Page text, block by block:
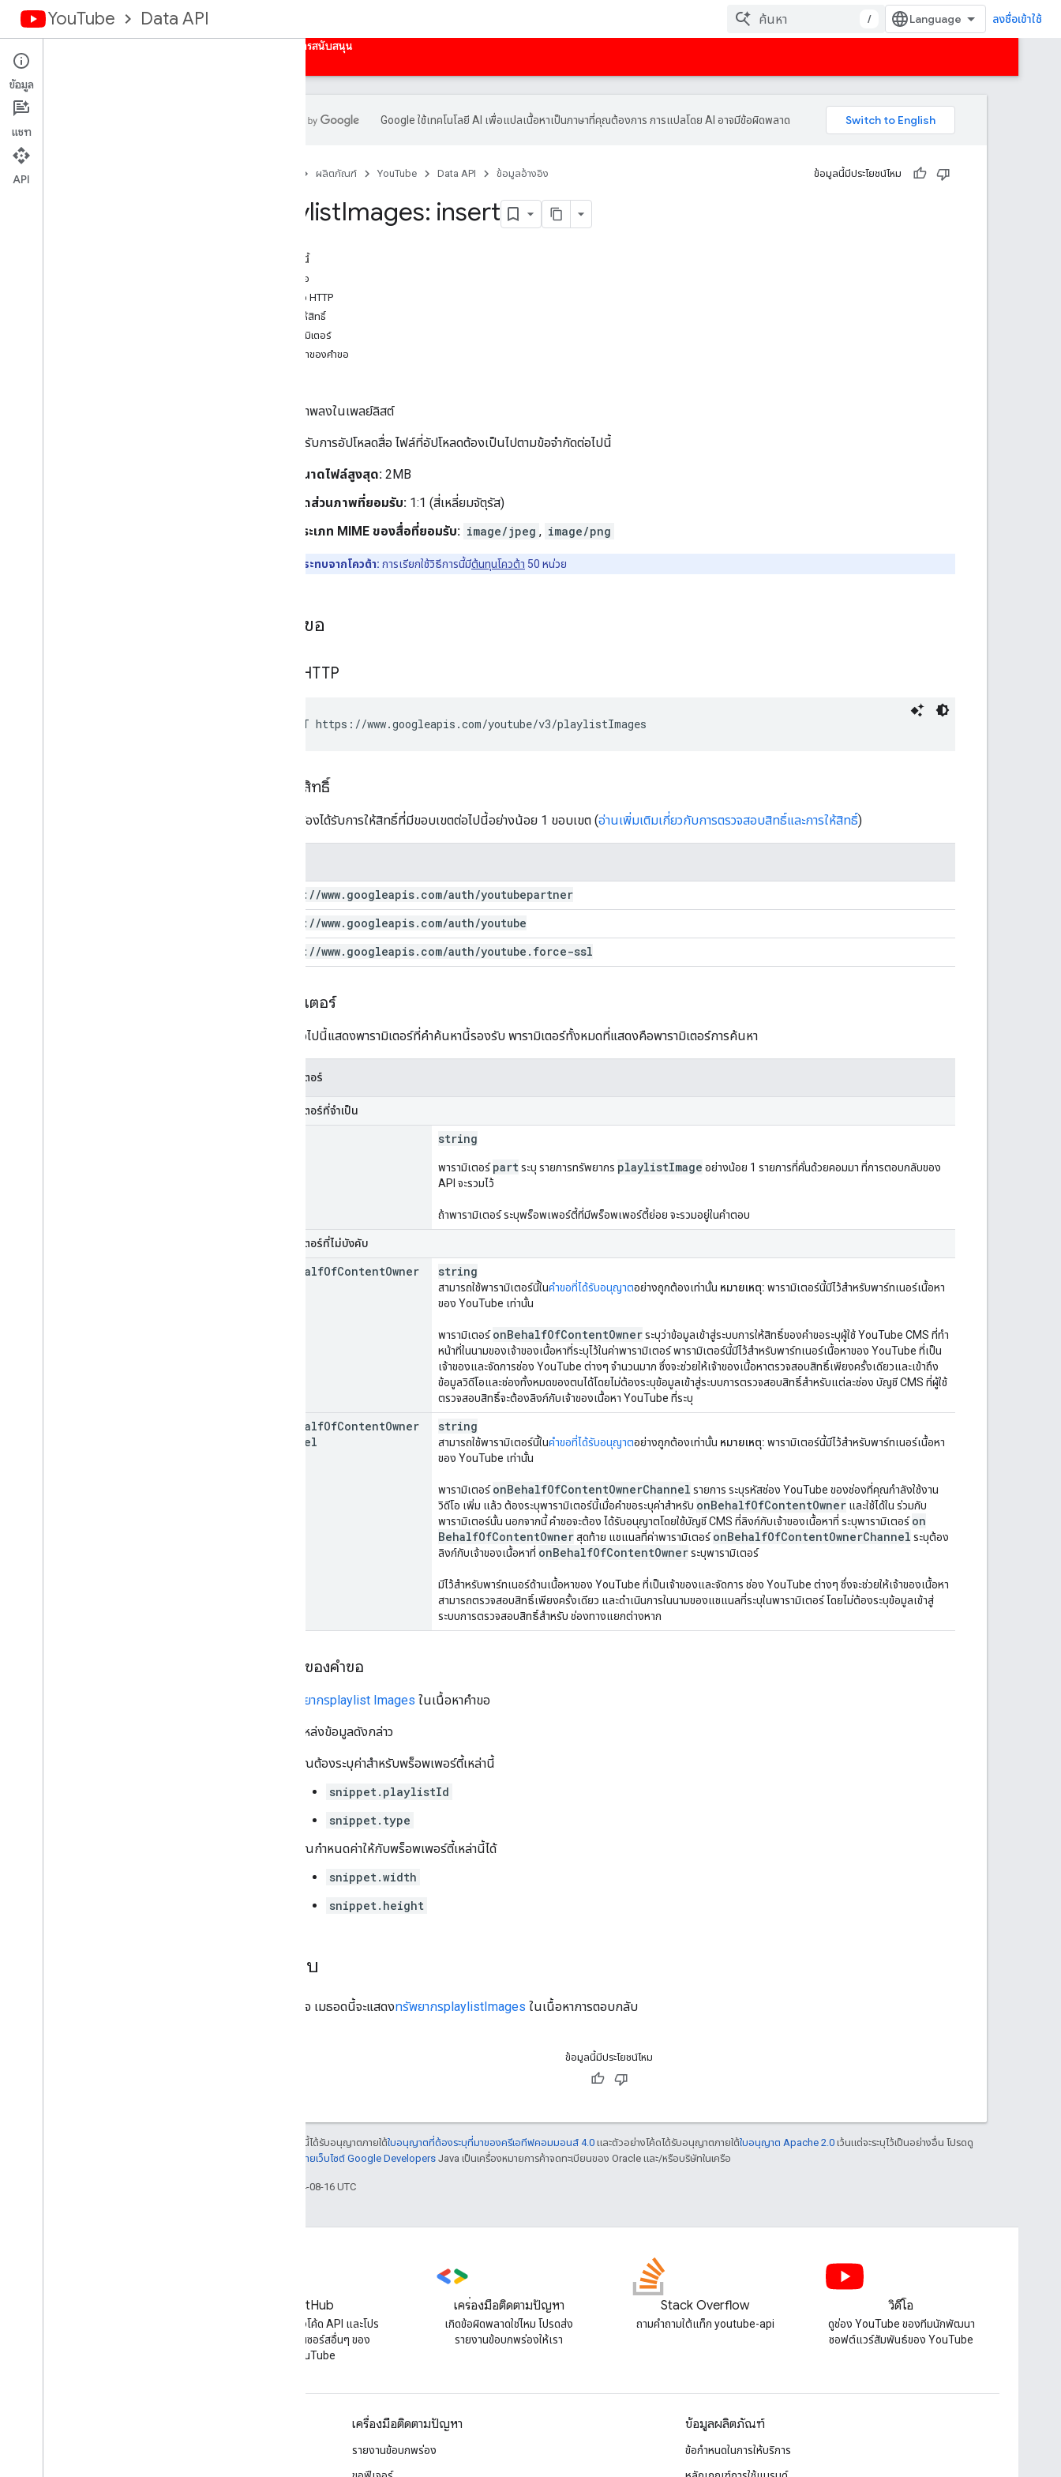
YouTube Data API / ลงชื่อเข้าใช้
การสนับสนุน
ภาพรวม
กิจกรรม
Google ใช้เทคโนโลยี AI เพื่อแปลเนื้อหาเป็นภาษาที่คุณต้องการ การแปลโดย AI อาจมีข้อผิดพลาด
ผลิตภัณฑ์ YouTube Data API ข้อมูลอ้างอิง ข้อมูลนี้มีประโยชน์ไหม
PlaylistImages: insert
ในหน้านี้
ส่งคำขอ
คำขอ HTTP
การให้สิทธิ์
พารามิเตอร์
เนื้อหาของคำขอ
เพิ่มรูปภาพลงในเพลย์ลิสต์
วิธีนี้รองรับการอัปโหลดสื่อ ไฟล์ที่อัปโหลดต้องเป็นไปตามข้อจำกัดต่อไปนี้
ขนาดไฟล์สูงสุด: 2MB
สัดส่วนภาพที่ยอมรับ: 1:1 (สี่เหลี่ยมจัตุรัส)
ประเภท MIME ของสื่อที่ยอมรับ: image/jpeg , image/png
ผลกระทบจากโควต้า: การเรียกใช้วิธีการนี้มีต้นทุนโควต้า 50 หน่วย
ส่งคำขอ
คำขอ HTTP
POST https://www.googleapis.com/youtube/v3/playlistImages
การให้สิทธิ์
คำขอนี้ต้องได้รับการให้สิทธิ์ที่มีขอบเขตต่อไปนี้อย่างน้อย 1 ขอบเขต (อ่านเพิ่มเติมเกี่ยวกับการตรวจสอบสิทธิ์และการให้สิทธิ์)
https: //www. googleapis. com/auth/youtubepartner
https: //www. googleapis. com/auth/youtube
https: //www. googleapis. com/auth/youtube . force-ssl
พารามิเตอร์
ตารางต่อไปนี้แสดงพารามิเตอร์ที่คำค้นหานี้รองรับ พารามิเตอร์ทั้งหมดที่แสดงคือพารามิเตอร์การค้นหา
พารามิเตอร์
พารามิเตอร์ที่จำเป็น
string
พารามิเตอร์partระบุ รายการทรัพยากร playlistImage อย่างน้อย 1 รายการที่คั่นด้วยคอมมา ที่การตอบกลับของ
API จะรวมไว้
ถ้าพารามิเตอร์ ระบุพร็อพเพอร์ตี้ที่มีพร็อพเพอร์ตี้ย่อย จะรวมอยู่ในคำตอบ
พารามิเตอร์ที่ไม่บังคับ
BehalfOfContentOwner string
สามารถใช้พารามิเตอร์นี้ในคำขอที่ได้รับอนุญาตอย่างถูกต้องเท่านั้น หมายเหตุ: พารามิเตอร์นี้มีไว้สำหรับพาร์ทเนอร์เนื้อหา
ของ YouTube เท่านั้น
พารามิเตอร์onBehalfOfContentOwnerระบุว่าข้อมูลเข้าสู่ระบบการให้สิทธิ์ของคำขอระบุผู้ใช้ YouTube CMS ที่ทำ
หน้าที่ในนามของเจ้าของเนื้อหาที่ระบุไว้ในค่าพารามิเตอร์ พารามิเตอร์นี้มีไว้สำหรับพาร์ทเนอร์เนื้อหาของ YouTube ที่เป็น
เจ้าของและจัดการช่อง YouTube ต่างๆ จำนวนมาก ซึ่งจะช่วยให้เจ้าของเนื้อหาตรวจสอบสิทธิ์เพียงครั้งเดียวและเข้าถึง
ข้อมูลวิดีโอและช่องทั้งหมดของตนได้โดยไม่ต้องระบุข้อมูลเข้าสู่ระบบการตรวจสอบสิทธิ์สำหรับแต่ละช่อง บัญชี CMS ที่ผู้ใช้
ตรวจสอบสิทธิ์จะต้องลิงก์กับเจ้าของเนื้อหา YouTube ที่ระบุ
BehalfOfContentOwner
Channel
string
สามารถใช้พารามิเตอร์นี้ในคำขอที่ได้รับอนุญาตอย่างถูกต้องเท่านั้น หมายเหตุ: พารามิเตอร์นี้มีไว้สำหรับพาร์ทเนอร์เนื้อหา
ของ YouTube เท่านั้น
พารามิเตอร์onBehalfOfContentOwnerChannel รายการ ระบุรหัสช่อง YouTube ของช่องที่คุณกำลังใช้งาน
วิดีโอ เพิ่ม แล้ว ต้องระบุพารามิเตอร์นี้เมื่อคำขอระบุค่าสำหรับ onBehalfOfContentOwner และใช้ได้ใน ร่วมกับ
พารามิเตอร์นั้น นอกจากนี้ คำขอจะต้อง ได้รับอนุญาตโดยใช้บัญชี CMS ที่ลิงก์กับเจ้าของเนื้อหาที่ ระบุพารามิเตอร์on
BehalfOfContentOwnerสุดท้าย แชแนลที่ค่าพารามิเตอร์onBehalfOfContentOwnerChannel ระบุต้อง
ลิงก์กับเจ้าของเนื้อหาที่ onBehalfOfContentOwnerระบุพารามิเตอร์
มีไว้สำหรับพาร์ทเนอร์ด้านเนื้อหาของ YouTube ที่เป็นเจ้าของและจัดการ ช่อง YouTube ต่างๆ ซึ่งจะช่วยให้เจ้าของเนื้อหา
สามารถตรวจสอบสิทธิ์เพียงครั้งเดียว และดำเนินการในนามของแชแนลที่ระบุในพารามิเตอร์ โดยไม่ต้องระบุข้อมูลเข้าสู่
ระบบการตรวจสอบสิทธิ์สำหรับ ช่องทางแยกต่างหาก
เนื้อหาของคำขอ
ทรัพยากรplaylist Images ในเนื้อหาคำขอ
สำหรับแหล่งข้อมูลดังกล่าว
คุณต้องระบุค่าสำหรับพร็อพเพอร์ตี้เหล่านี้
snippet.playlistId
snippet.type
คุณกำหนดค่าให้กับพร็อพเพอร์ตี้เหล่านี้ได้
snippet.width
snippet.height
คำตอบ
หากสำเร็จ เมธอดนี้จะแสดงทรัพยากรplaylistImages ในเนื้อหาการตอบกลับ
ข้อมูลนี้มีประโยชน์ไหม
เนื้อหาของหน้าเว็บนี้ได้รับอนุญาตภายใต้ใบอนุญาตที่ต้องระบุที่มาของครีเอทีฟคอมมอนส์ 4.0 และตัวอย่างโค้ดได้รับอนุญาตภายใต้ใบอนุญาต Apache 2.0 เว้นแต่จะระบุไว้เป็นอย่างอื่น โปรดดู
นโยบายเว็บไซต์ Google Developers Java เป็นเครื่องหมายการค้าจดทะเบียนของ Oracle และ/หรือบริษัทในเครือ
อัปเดตล่าสุด 2024-08-16 UTC
GitHub
ค้นหาตัวอย่างโค้ด API และโปร
เจ็กต์โอเพนซอร์สอื่นๆ ของ
YouTube
เครื่องมือติดตามปัญหา
เกิดข้อผิดพลาดใช่ไหม โปรดส่ง
รายงานข้อบกพร่องให้เรา
Stack Overflow
ถามคําถามใต้แท็ก youtube-api
วิดีโอ
ดูช่อง YouTube ของทีมนักพัฒนา
ซอฟต์แวร์สัมพันธ์ของ YouTube
เครื่องมือติดตามปัญหา
รายงานข้อบกพร่อง
ข้อมูลผลิตภัณฑ์
ข้อกำหนดในการให้บริการ
ข้อมูล
แชท
API